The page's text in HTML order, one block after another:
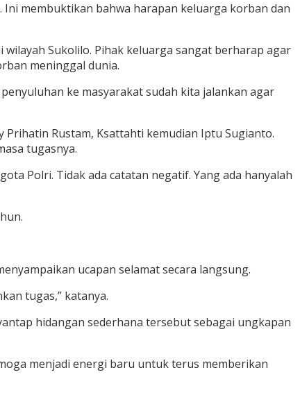
Ini membuktikan bahwa harapan keluarga korban dan
Sukolilo. Pihak keluarga sangat berharap agar
meninggal dunia.
ke masyarakat sudah kita jalankan agar
Prihatin Rustam, Ksattahti kemudian Iptu Sugianto.
tugasnya.
Polri. Tidak ada catatan negatif. Yang ada hanyalah
ucapan selamat secara langsung.
tugas,” katanya.
hidangan sederhana tersebut sebagai ungkapan
menjadi energi baru untuk terus memberikan